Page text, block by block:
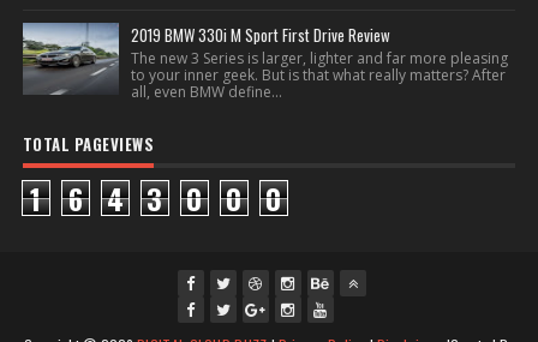
2019 BMW 330i M Sport First Drive Review
The new 3 Series is larger, lighter and far more pleasing
to your inner geek. But is that what really matters? After
all, even BMW define...
TOTAL PAGEVIEWS
1 6 4 3 0 0 0
fac twi gpl ins you